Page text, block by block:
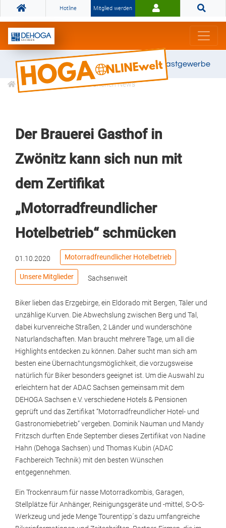
Hotline Mitglied werden
Gemeinsam stark für das Gastgewerbe
Informationen Branchen News
Der Brauerei Gasthof in
Zwönitz kann sich nun mit
dem Zertifikat
„Motorradfreundlicher
Hotelbetrieb“ schmücken
01.10.2020 Motorradfreundlicher Hotelbetrieb
Unsere Mitglieder Sachsenweit
Biker lieben das Erzgebirge, ein Eldorado mit Bergen, Täler und
unzählige Kurven. Die Abwechslung zwischen Berg und Tal,
dabei kurvenreiche Straßen, 2 Länder und wunderschöne
Naturlandschaften. Man braucht mehrere Tage, um all die
Highlights entdecken zu können. Daher sucht man sich am
besten eine Übernachtungsmöglichkeit, die vorzugsweise
natürlich für Biker besonders geeignet ist. Um die Auswahl zu
erleichtern hat der ADAC Sachsen gemeinsam mit dem
DEHOGA Sachsen e.V. verschiedene Hotels & Pensionen
geprüft und das Zertifikat “Motorradfreundlicher Hotel- und
Gastronomiebetrieb” vergeben. Dominik Nauman und Mandy
Fritzsch durften Ende September dieses Zertifikat von Nadine
Hahn (Dehoga Sachsen) und Thomas Kubin (ADAC
Fachbereich Technik) mit den besten Wünschen
entgegennehmen.
Ein Trockenraum für nasse Motorradkombis, Garagen,
Stellplätze für Anhänger, Reinigungsgeräte und -mittel, S-O-S-
Werkzeug und jede Menge Tourentipp´s dazu umfangreiche